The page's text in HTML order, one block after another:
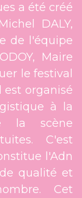
a été créé
DALY,
de l'équipe
Maire
le festival
est organisé
à la
la scène
C'est
l'Adn
qualité et
Cet